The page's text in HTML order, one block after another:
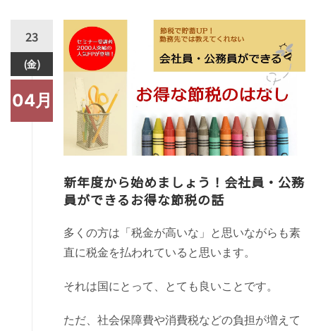
23
(金)
04月
新年度から始めましょう！会社員・公務
員ができるお得な節税の話
多くの方は「税金が高いな」と思いながらも素
直に税金を払われていると思います。
それは国にとって、とても良いことです。
ただ、社会保障費や消費税などの負担が増えて